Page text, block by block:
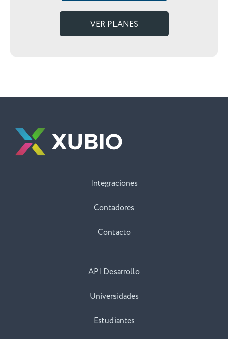
VER PLANES
Integraciones
Contadores
Contacto
API Desarrollo
Universidades
Estudiantes